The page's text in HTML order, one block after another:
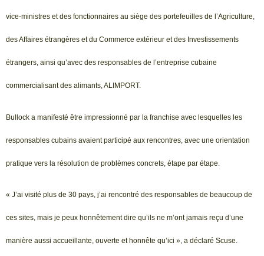
vice-ministres et des fonctionnaires au siège des portefeuilles de l’Agriculture,
des Affaires étrangères et du Commerce extérieur et des Investissements
étrangers, ainsi qu’avec des responsables de l’entreprise cubaine
commercialisant des alimants, ALIMPORT.
Bullock a manifesté être impressionné par la franchise avec lesquelles les
responsables cubains avaient participé aux rencontres, avec une orientation
pratique vers la résolution de problèmes concrets, étape par étape.
« J’ai visité plus de 30 pays, j’ai rencontré des responsables de beaucoup de
ces sites, mais je peux honnêtement dire qu’ils ne m’ont jamais reçu d’une
manière aussi accueillante, ouverte et honnête qu’ici », a déclaré Scuse.